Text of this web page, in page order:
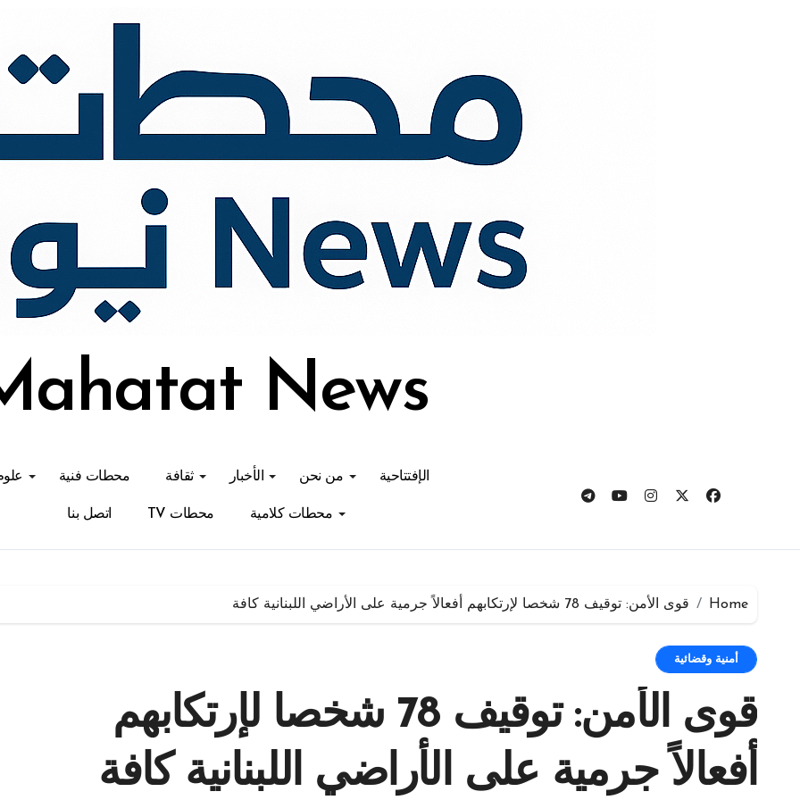
News
الإفتتاحية من نحن الأخبار ثقافة محطات فنية
محطات كلامية محطات TV اتصل بنا
Home قوى الأمن: توقيف 78 شخصا لإرتكابهم أفعالاً جرمية على الأراضي اللبنانية كافة
أمنية وقضائية
قوى الأمن: توقيف 78 شخصا لإرتكابهم
أفعالاً جرمية على الأراضي اللبنانية كافة